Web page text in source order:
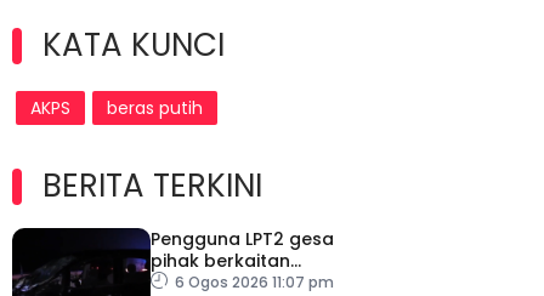
KATA KUNCI
AKPS beras putih
BERITA TERKINI
Pengguna LPT2 gesa
pihak berkaitan
pertingkat keselamatan
6 Ogos 2026 11:07 pm